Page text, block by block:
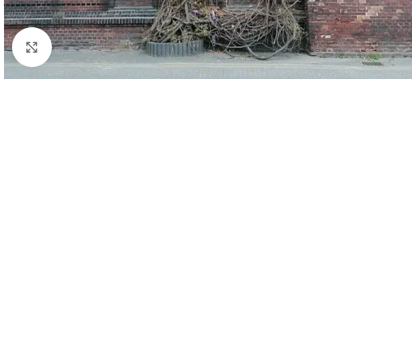
Click to enlarge